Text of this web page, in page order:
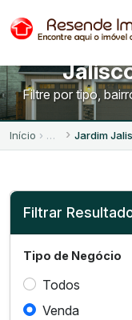
Imóveis
Filtre por tipo,
Início Jardim
Filtrar
Tipo de Negócio
Todos
Venda